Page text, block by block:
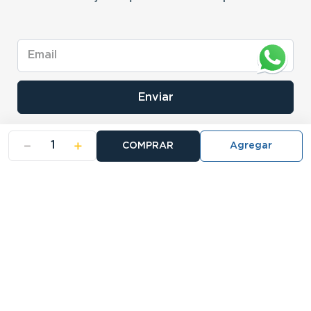
＋
－ COMPRAR
Enviar
- NOSOTROS